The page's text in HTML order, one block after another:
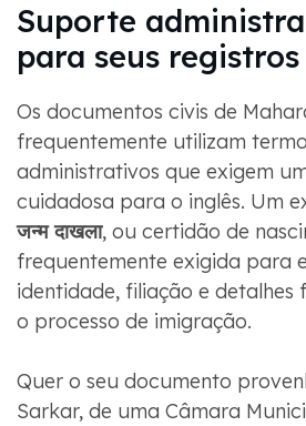
Suporte
para seus
Os documentos civis de
frequentemente utilizam
administrativos que exigem
cuidadosa para o inglês. Um
जन्म दाखला, ou certidão de
frequentemente exigida para
identidade, filiação e detalhes
o processo de imigração.
Quer o seu documento
Sarkar, de uma Câmara